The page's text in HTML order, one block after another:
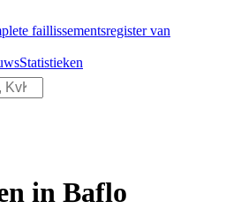
faillissementsregister van
Statistieken
in Baflo